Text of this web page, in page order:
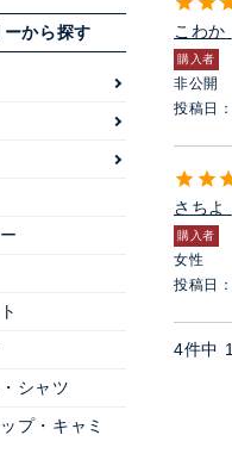
ーから探す
シャツ
プ・キャミ
こわか
購入者
非公開
投稿日
さちよ
購入者
女性
投稿日
4件中 1